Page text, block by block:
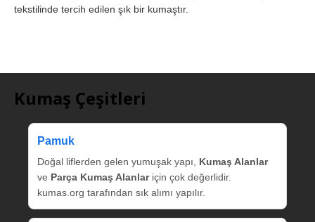
tekstilinde tercih edilen şık bir kumaştır.
Kumaş Çeşitleri
Pamuk
Doğal liflerden gelen yumuşak yapı, Kumaş Alanlar
ve Parça Kumaş Alanlariçin çok değerlidir.
kumas.org tarafından sık alımı yapılır.